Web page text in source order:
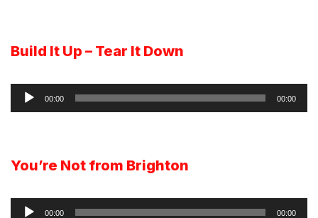
Build It Up – Tear It Down
Reprodutor
de
00:00 00:00
You’re Not from Brighton
Reprodutor
00:00 00:00